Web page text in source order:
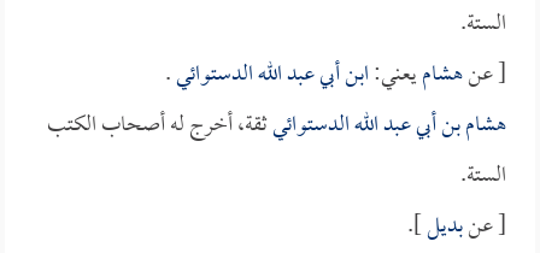
الستة.
[ عنهشاميعني:ابن أبي عبد الله الدستوائي.
هشام بن أبي عبد الله الدستوائيثقة، أخرج له أصحاب الكتب
الستة.
[ عنبديل].